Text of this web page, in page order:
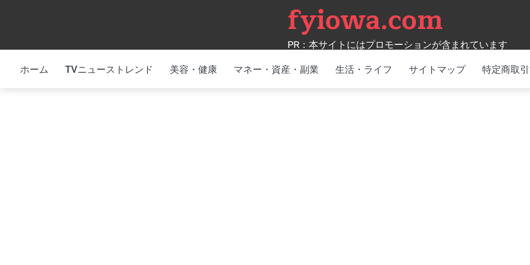
fyiowa.com
PR：本サイトにはプロモーションが含まれています
ホーム TVニューストレンド 美容・健康 マネー・資産・副業 生活・ライフ サイトマップ 特定商取